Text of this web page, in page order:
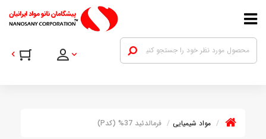
مواد شیمیایی فرمالدئید 37% (کدP)